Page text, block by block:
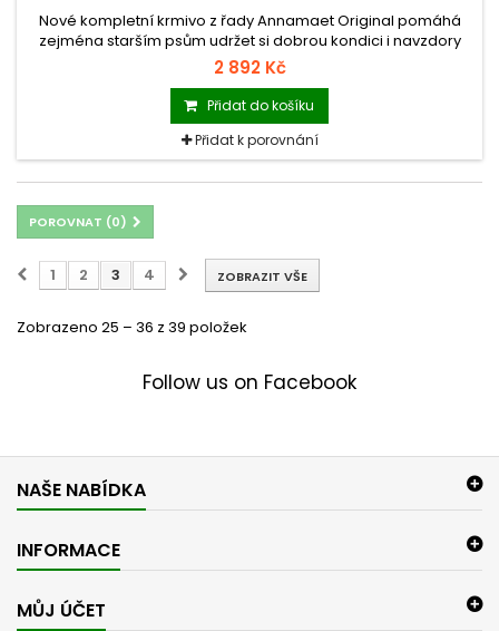
Nové kompletní krmivo z řady Annamaet Original pomáhá
zejména starším psům udržet si dobrou kondici i navzdory
vyššímu věku.
2 892 Kč
Přidat do košíku
Přidat k porovnání
POROVNAT (0)
ZOBRAZIT VŠE
1 2 3 4
Zobrazeno 25 – 36 z 39 položek
Follow us on Facebook
NAŠE NABÍDKA
INFORMACE
MŮJ ÚČET